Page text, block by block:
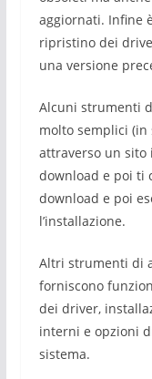
aggiornati. Infine
ripristino dei
una versione
Alcuni strumenti
molto semplici (in
attraverso un
download e poi ti
download e poi
l’installazione.
Altri strumenti di
forniscono
dei driver,
interni e opzioni
sistema.